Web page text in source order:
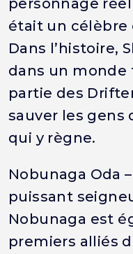
était un célèbre
Dans l’histoire,
dans un monde
partie des
sauver les gens
qui y règne.
Nobunaga Oda
puissant
Nobunaga est
premiers alliés